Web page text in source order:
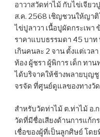
อาวาสวัดท่าไม้ กับไข่เจีย
ส.ค. 2568 เชิญชวนให้ญาติ
ไข่ปูลาวา เนื้อปูผัดกระเพา
ราคาแบบธรรมดา 45 บา
เกินคนละ 2 จาน ตั้งแต่เวล
ท้อง ผู้ชรา ผู้พิการ เด็ก ทา
ได้บริจาคให้ช้างพลายบุญชู
จรจัด ที่ศูนย์ดูแลของทางวัด
สำหรับวัดท่าไม้ ต.ท่าไม้ อ.
วัดที่มีชื่อเสียงด้านการแก้ก
เชื่อของผู้ที่เป็นลูกศิษย์ โด